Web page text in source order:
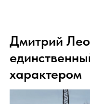
Дмитрий
характером